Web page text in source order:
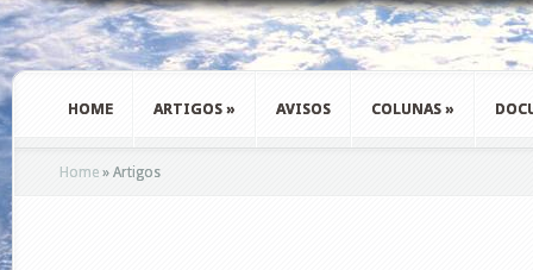
HOME ARTIGOS » AVISOS COLUNAS »
Home » Artigos